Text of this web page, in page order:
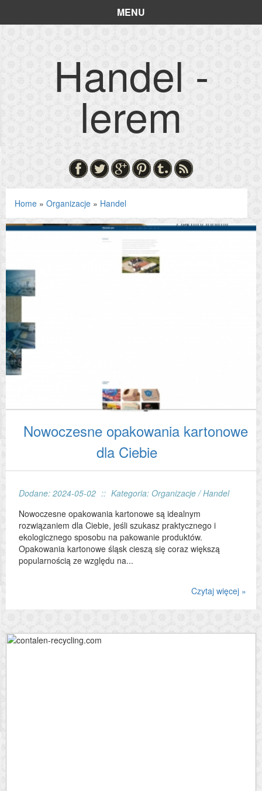
MENU
Handel -
lerem
Home » Organizacje » Handel
Nowoczesne opakowania kartonowe
dla Ciebie
Dodane: 2024-05-02 :: Kategoria: Organizacje / Handel
Nowoczesne opakowania kartonowe są idealnym
rozwiązaniem dla Ciebie, jeśli szukasz praktycznego i
ekologicznego sposobu na pakowanie produktów.
Opakowania kartonowe śląsk cieszą się coraz większą
popularnością ze względu na...
Czytaj więcej »